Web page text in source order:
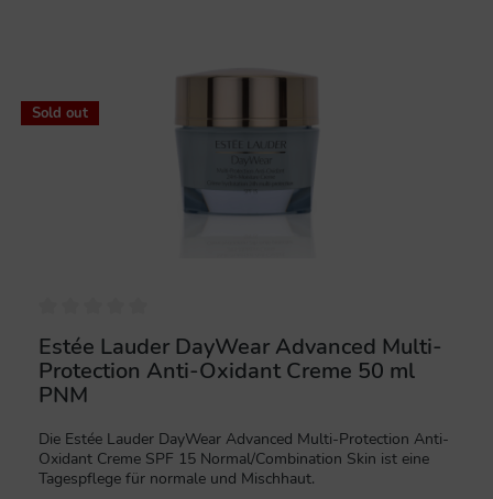
Sold out
Estée Lauder DayWear Advanced Multi-
Protection Anti-Oxidant Creme 50 ml
PNM
Die Estée Lauder DayWear Advanced Multi-Protection Anti-
Oxidant Creme SPF 15 Normal/Combination Skin ist eine